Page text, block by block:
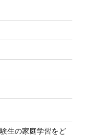
生の家庭学習をど